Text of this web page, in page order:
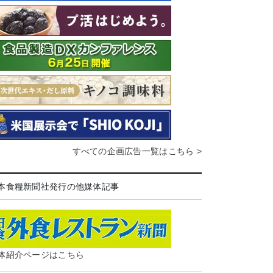
すべての企画広告一覧はこちら >
食糧新聞社発行の他媒体記事
紹介ページはこちら